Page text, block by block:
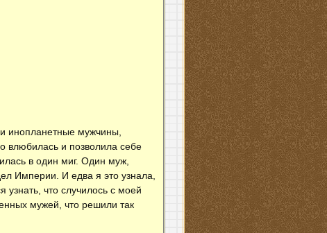
инопланетные мужчины,
влюбилась и позволила себе
в один миг. Один муж,
Империи. И едва я это узнала,
что случилось с моей
мужей, что решили так